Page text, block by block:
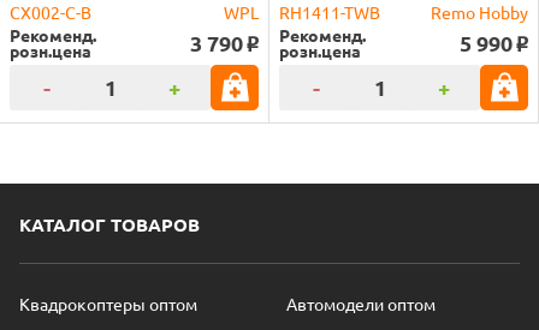
CX002-C-B
WPL
Рекоменд.
розн.цена 3 790 o
- +
RH1411-TWB
Remo Hobby
Рекоменд.
розн.цена 5 990 o
- +
КАТАЛОГ ТОВАРОВ
Квадрокоптеры оптом
Автомодели оптом